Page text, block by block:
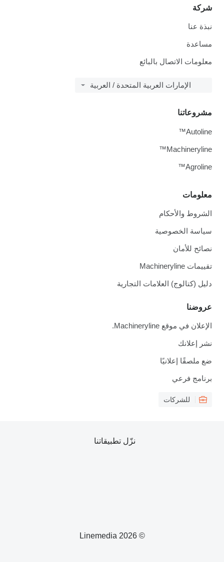
شركة
نبذة عنا
مساعدة
معلومات الاتصال بالبائع
الإمارات العربية المتحدة / العربية
معلومات
الشروط والأحكام
سياسة الخصوصية
نصائح للأمان
تقييمات Machineryline
دليل (كتالوج) العلامات التجارية
عروضنا
الإعلان في موقع Machineryline.
نشر إعلانك
ضع ملصقًا إعلانيًا
برنامج فرعي
للشركات
مشروعاتنا
Autoline™
Machineryline™
Agroline™
© 2026 Linemedia
نزّل تطبيقاتنا